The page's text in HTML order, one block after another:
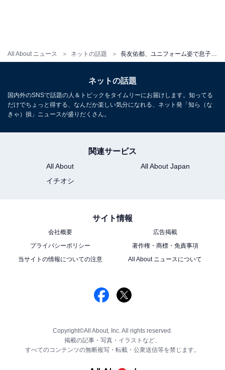
All About ニュース ネットの話題
ネットの話題
国内外のSNSで話題の人＆トピックをタイムリーにお届けします。知ってる
だけでちょっと得する、なんだか楽しい気分になれる、ネット発「知ら（な
きゃ）損」ニュースが盛りだくさん。
関連サービス
All About
All About Japan
イチオシ
サイト情報
会社概要
広告掲載
プライバシーポリシー
著作権・商標・免責事項
当サイトの情報についての注意
All About ニュースについて
Copyright©All About, Inc. All rights reserved.
掲載の記事・写真・イラストなど、
すべてのコンテンツの無断複写・転載・公衆送信等を禁じます。